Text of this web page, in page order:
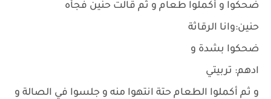
ضحكوا و أكملوا طعام و ثم قالت حنين فجأه
حنين:وانا الرقاثة
ضحكوا بشدة و
ادهم: تربيتي
و ثم أكملوا الطعام حتة انتهوا منه و جلسوا في الصالة و